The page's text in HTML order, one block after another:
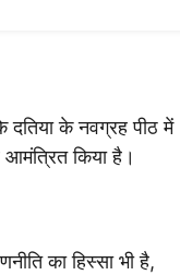
दतिया के नवग्रह पीठ में
आमंत्रित किया है।
का हिस्सा भी है,